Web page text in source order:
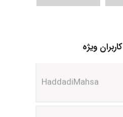
کاربران ویژهHaddadiMahsa
Niloofar